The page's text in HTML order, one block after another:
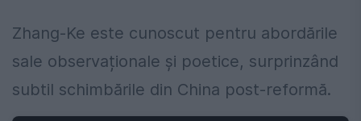
Zhang-Ke este cunoscut pentru abordările
sale observaționale și poetice, surprinzând
subtil schimbările din China post-reformă.